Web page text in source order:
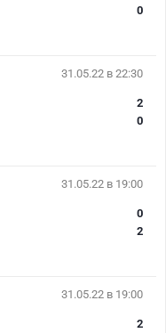
0
31.05.22 в 22:30
2
0
31.05.22 в 19:00
0
2
31.05.22 в 19:00
2